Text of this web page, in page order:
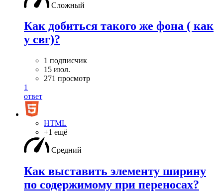
Сложный
Как добиться такого же фона ( как
у свг)?
1 подписчик
15 июл.
271 просмотр
1
ответ
HTML
+1 ещё
Средний
Как выставить элементу ширину
по содержимому при переносах?